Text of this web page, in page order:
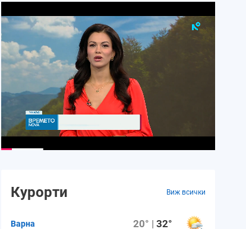
Курорти Виж всички
Варна 20° |32°